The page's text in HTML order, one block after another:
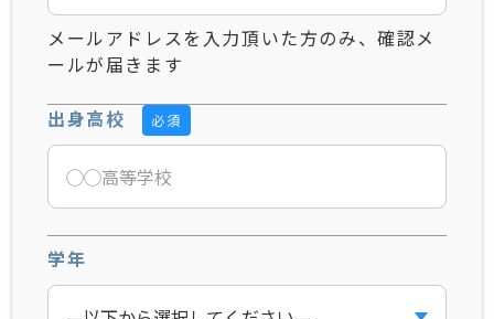
メールアドレスを入力頂いた方のみ、確認メ
ールが届きます
出身高校 必須
学年